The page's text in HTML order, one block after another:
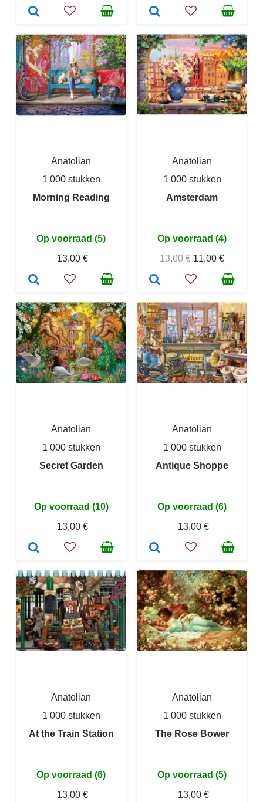
Anatolian
1 000 stukken
Morning Reading
Op voorraad (5)
13,00 €
Anatolian
1 000 stukken
Amsterdam
Op voorraad (4)
13,00 € 11,00 €
Anatolian
1 000 stukken
Secret Garden
Op voorraad (10)
13,00 €
Anatolian
1 000 stukken
Antique Shoppe
Op voorraad (6)
13,00 €
Anatolian
1 000 stukken
At the Train Station
Op voorraad (6)
13,00 €
Anatolian
1 000 stukken
The Rose Bower
Op voorraad (5)
13,00 €